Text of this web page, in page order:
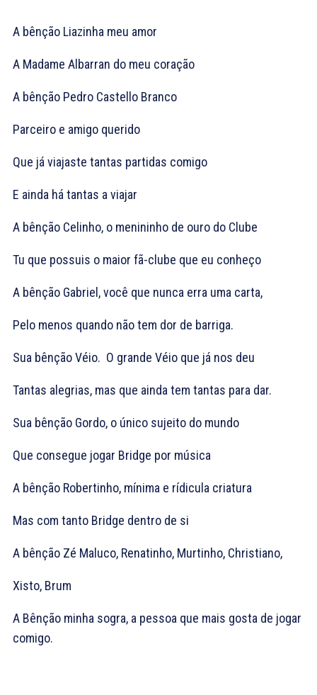
A bênção Liazinha meu amor
A Madame Albarran do meu coração
A bênção Pedro Castello Branco
Parceiro e amigo querido
Que já viajaste tantas partidas comigo
E ainda há tantas a viajar
A bênção Celinho, o menininho de ouro do Clube
Tu que possuis o maior fã-clube que eu conheço
A bênção Gabriel, você que nunca erra uma carta,
Pelo menos quando não tem dor de barriga.
Sua bênção Véio. O grande Véio que já nos deu
Tantas alegrias, mas que ainda tem tantas para dar.
Sua bênção Gordo, o único sujeito do mundo
Que consegue jogar Bridge por música
A bênção Robertinho, mínima e rídicula criatura
Mas com tanto Bridge dentro de si
A bênção Zé Maluco, Renatinho, Murtinho, Christiano,
Xisto, Brum
A Bênção minha sogra, a pessoa que mais gosta de jogar
comigo.